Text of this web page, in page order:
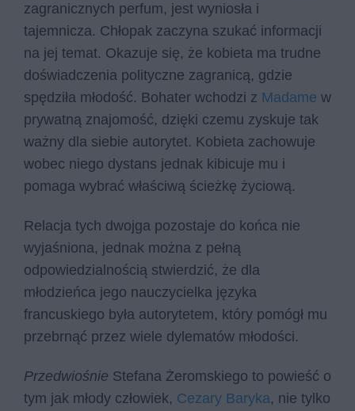
zagranicznych perfum, jest wyniosła i
tajemnicza. Chłopak zaczyna szukać informacji
na jej temat. Okazuje się, że kobieta ma trudne
doświadczenia polityczne zagranicą, gdzie
spędziła młodość. Bohater wchodzi z Madame w
prywatną znajomość, dzięki czemu zyskuje tak
ważny dla siebie autorytet. Kobieta zachowuje
wobec niego dystans jednak kibicuje mu i
pomaga wybrać właściwą ścieżkę życiową.
Relacja tych dwojga pozostaje do końca nie
wyjaśniona, jednak można z pełną
odpowiedzialnością stwierdzić, że dla
młodzieńca jego nauczycielka języka
francuskiego była autorytetem, który pomógł mu
przebrnąć przez wiele dylematów młodości.
Przedwiośnie Stefana Żeromskiego to powieść o
tym jak młody człowiek, Cezary Baryka, nie tylko